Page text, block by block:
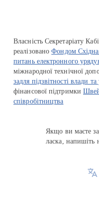
Власність Секретаріату
реалізованоФондом
питань електронного
міжнародної технічної
задля підзвітності влади
фінансової підтримки
співробітництва
Якщо ви маєте
ласка,